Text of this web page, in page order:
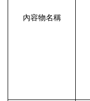
內容物名稱